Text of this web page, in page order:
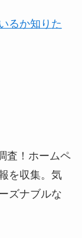
るか知りた
査！ホームペ
を収集。気
ズナブルな